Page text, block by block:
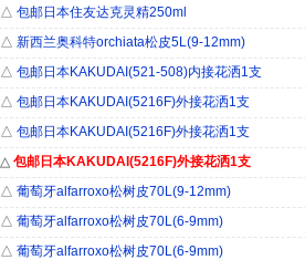
△ 包邮日本住友达克灵精250ml
△ 新西兰奥科特orchiata松皮5L(9-12mm)
△ 包邮日本KAKUDAI(521-508)内接花洒1支
△ 包邮日本KAKUDAI(5216F)外接花洒1支
△ 包邮日本KAKUDAI(5216F)外接花洒1支
△ 包邮日本KAKUDAI(5216F)外接花洒1支
△ 葡萄牙alfarroxo松树皮70L(9-12mm)
△ 葡萄牙alfarroxo松树皮70L(6-9mm)
△ 葡萄牙alfarroxo松树皮70L(6-9mm)